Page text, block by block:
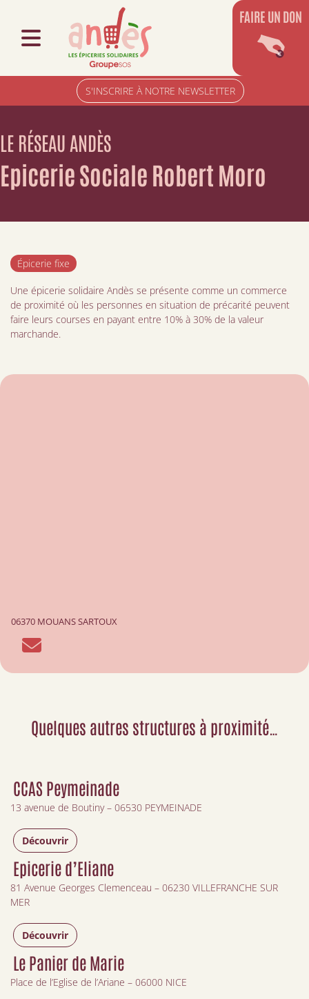
S'INSCRIRE À NOTRE NEWSLETTER
FAIRE UN DON
LE RÉSEAU ANDÈS
Epicerie Sociale Robert Moro
Épicerie fixe
Une épicerie solidaire Andès se présente comme un commerce
de proximité où les personnes en situation de précarité peuvent
faire leurs courses en payant entre 10% à 30% de la valeur
marchande.
06370 MOUANS SARTOUX
Quelques autres structures à proximité…
CCAS Peymeinade
13 avenue de Boutiny – 06530 PEYMEINADE
Découvrir
Epicerie d’Eliane
81 Avenue Georges Clemenceau – 06230 VILLEFRANCHE SUR
MER
Découvrir
Le Panier de Marie
Place de l’Eglise de l’Ariane – 06000 NICE